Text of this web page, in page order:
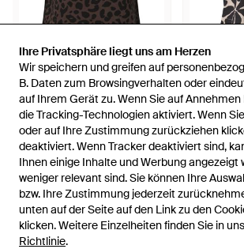
Ihre Privatsphäre liegt uns am Herzen
Wir speichern und greifen auf
B. Daten zum Browsingverhalten oder
auf Ihrem Gerät zu. Wenn Sie auf
die Tracking-Technologien aktiviert. Wenn
oder auf Ihre Zustimmung zurückziehen
deaktiviert. Wenn Tracker deaktiviert sind,
Ihnen einige Inhalte und Werbung angezeigt
weniger relevant sind. Sie können Ihre
bzw. Ihre Zustimmung jederzeit
unten auf der Seite auf den Link zu den
klicken. Weitere Einzelheiten finden Sie in
Richtlinie.
Ihre Privatsphäre liegt uns am Herzen
Wir speichern und greifen auf
B. Daten zum Browsingverhalten oder
auf Ihrem Gerät zu. Wenn Sie auf
die Tracking-Technologien aktiviert. Wenn
oder auf Ihre Zustimmung zurückziehen
deaktiviert. Wenn Tracker deaktiviert sind,
Ihnen einige Inhalte und Werbung angezeigt
weniger relevant sind. Sie können Ihre
bzw. Ihre Zustimmung jederzeit
unten auf der Seite auf den Link zu den
klicken. Weitere Einzelheiten finden Sie in
Richtlinie.
29,99 €21 €
Street One
Top - Schwarz
Von ABOUT YOU
SALE
25,99 €
Street One
Shirt -
Von
SALE